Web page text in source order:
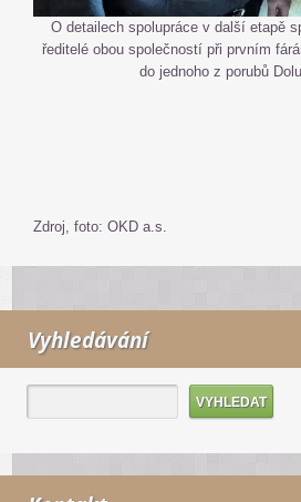
O detailech spolupráce v další etapě
ředitelé obou společností při prvním
do jednoho z porubů
Zdroj, foto: OKD a.s.
Vyhledávání